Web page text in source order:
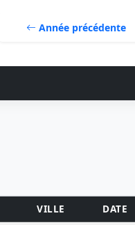
Année précédente
VILLE DATE